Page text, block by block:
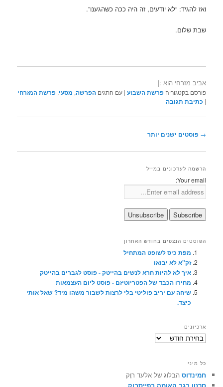
ואז להגיד: “לא יודעים, זה היה ככה כשהגענו”.
שבת שלום.
אביב מזרחי הוא :|
פורסם בקטגוריה פרשת השבוע |עם התגים הפרשה, מסעי,פרשת המזרחי
| כתיבת תגובה
ניווט
→ פוסטים ישנים יותר
הרשמה לעדכונים במייל
Your email:
הפוסטים הנצפים בחודש האחרון
מפת כיס לשופט המתחיל
זק"א לא יבואו
איך לא להיות חרא לנשים בהייטק - פוסט לגברים בהייטק
מחירו הכבד של הפטריוטיזם - פוסט ליום העצמאות
שיחה עם יריב פוליטי בלי לרצות לשבור משהו מיד? שאל אותי
כיצד.
ארכיונים
ארכיונים
כל מיני
חמינדוס הבלוג של אלעד רוֶק
סרטן בגב האומה בפייסבוק